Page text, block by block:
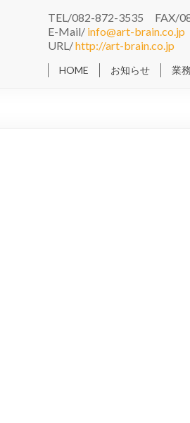
TEL/082-872-3535 FAX/
E-Mail/ info@art-brain.co.jp
URL/http://art-brain.co.jp
HOME お知らせ 業